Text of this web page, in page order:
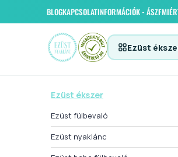
BLOGKAPCSOLATINFORMÁCIÓK - ÁSZF
Ezüst
Ezüst ékszer
Ezüst fülbevaló
Ezüst nyaklánc